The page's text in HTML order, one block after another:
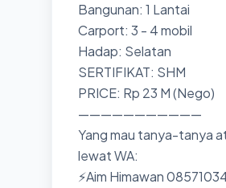
Bangunan: 1 Lantai
Carport: 3 - 4 mobil
Hadap: Selatan
SERTIFIKAT: SHM
PRICE: Rp 23 M (Nego)
———————————
Yang mau tanya-tanya
lewat WA:
⚡Aim Himawan